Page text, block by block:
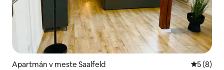
Apartmán v meste Saalfeld
5 (8)